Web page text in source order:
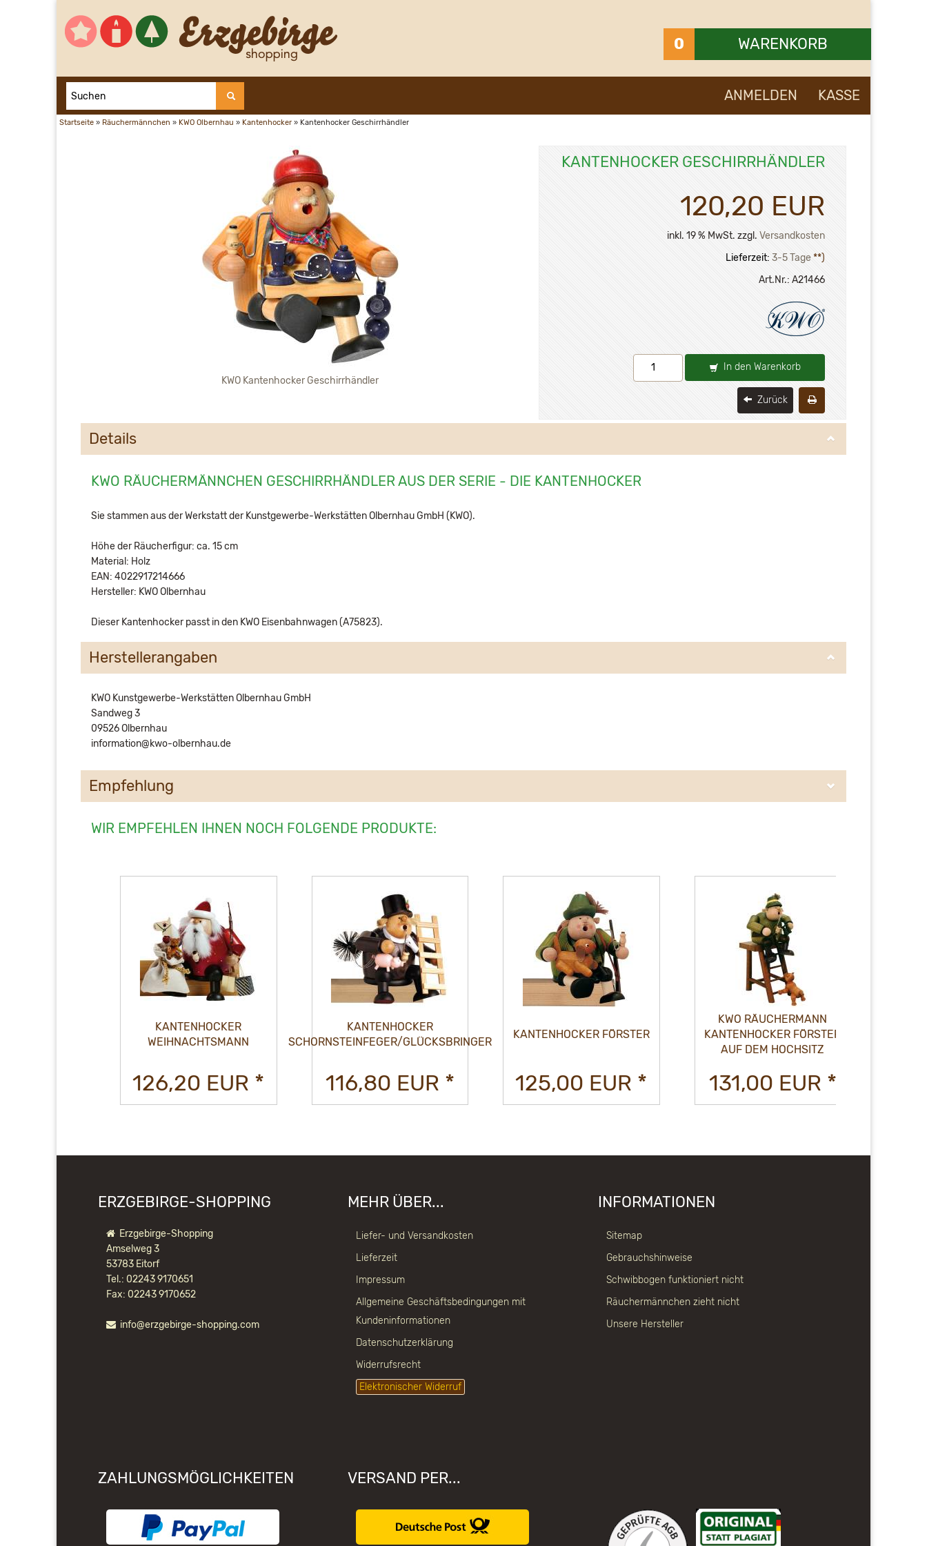
0 WARENKORB
Ihr Warenkorb ist leer.
ANMELDEN KASSE
Startseite » Räuchermännchen » KWO Olbernhau » Kantenhocker » Kantenhocker Geschirrhändler
KWO Kantenhocker Geschirrhändler
KANTENHOCKER GESCHIRRHÄNDLER
120,20 EUR
inkl. 19 % MwSt. zzgl. Versandkosten
Lieferzeit: 3-5 Tage **)
Art.Nr.: A21466
In den Warenkorb
Zurück
Details
KWO RÄUCHERMÄNNCHEN GESCHIRRHÄNDLER AUS DER SERIE - DIE KANTENHOCKER
Sie stammen aus der Werkstatt der Kunstgewerbe-Werkstätten Olbernhau GmbH (KWO).
Höhe der Räucherfigur: ca. 15 cm
Material: Holz
EAN: 4022917214666
Hersteller: KWO Olbernhau
Dieser Kantenhocker passt in den KWO Eisenbahnwagen (A75823).
Herstellerangaben
KWO Kunstgewerbe-Werkstätten Olbernhau GmbH
Sandweg 3
09526 Olbernhau
information@kwo-olbernhau.de
Empfehlung
WIR EMPFEHLEN IHNEN NOCH FOLGENDE PRODUKTE:
KANTENHOCKER
WEIHNACHTSMANN
126,20 EUR *
KANTENHOCKER
SCHORNSTEINFEGER/GLÜCKSBRINGER
116,80 EUR *
KANTENHOCKER FÖRSTER
125,00 EUR *
KWO RÄUCHERMANN
KANTENHOCKER FÖRSTER
AUF DEM HOCHSITZ
131,00 EUR *
ERZGEBIRGE-SHOPPING
Erzgebirge-Shopping
Amselweg 3
53783 Eitorf
Tel.: 02243 9170651
Fax: 02243 9170652
info@erzgebirge-shopping.com
MEHR ÜBER...
Liefer- und Versandkosten
Lieferzeit
Impressum
Allgemeine Geschäftsbedingungen mit
Kundeninformationen
Datenschutzerklärung
Widerrufsrecht
Elektronischer Widerruf
INFORMATIONEN
Sitemap
Gebrauchshinweise
Schwibbogen funktioniert nicht
Räuchermännchen zieht nicht
Unsere Hersteller
ZAHLUNGSMÖGLICHKEITEN VERSAND PER...